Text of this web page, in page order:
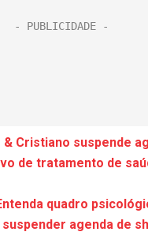
& Cristiano suspende
de tratamento de
quadro
agenda de